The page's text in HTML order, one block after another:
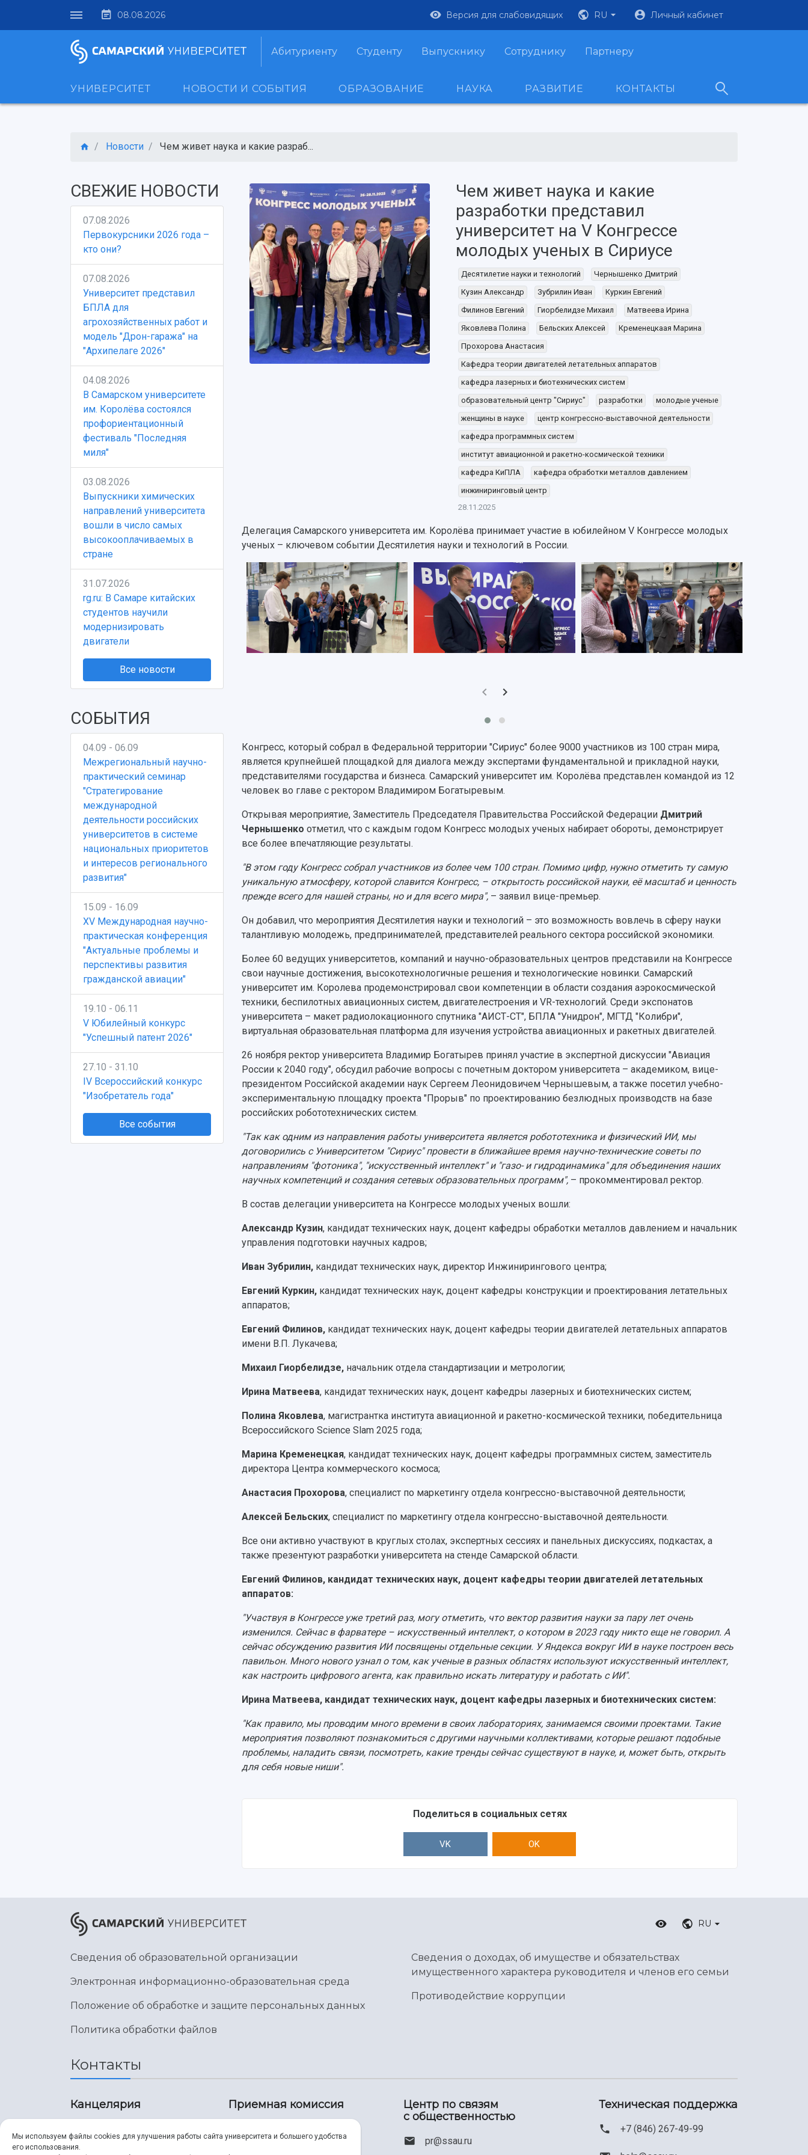
08.08.2026 Версия для слабовидящих RU Личный кабинет
Абитуриенту Студенту Выпускнику Сотруднику Партнеру
УНИВЕРСИТЕТ НОВОСТИ И СОБЫТИЯ ОБРАЗОВАНИЕ НАУКА РАЗВИТИЕ КОНТАКТЫ
Новости Чем живет наука и какие разраб...
СВЕЖИЕ НОВОСТИ
07.08.2026
Первокурсники 2026 года –
кто они?
07.08.2026
Университет представил
БПЛА для
агрохозяйственных работ и
модель "Дрон-гаража" на
"Архипелаге 2026"
04.08.2026
В Самарском университете
им. Королёва состоялся
профориентационный
фестиваль "Последняя
миля"
03.08.2026
Выпускники химических
направлений университета
вошли в число самых
высокооплачиваемых в
стране
31.07.2026
rg.ru: В Самаре китайских
студентов научили
модернизировать
двигатели
Все новости
СОБЫТИЯ
04.09 - 06.09
Межрегиональный научно-
практический семинар
"Стратегирование
международной
деятельности российских
университетов в системе
национальных приоритетов
и интересов регионального
развития"
15.09 - 16.09
XV Международная научно-
практическая конференция
"Актуальные проблемы и
перспективы развития
гражданской авиации"
19.10 - 06.11
V Юбилейный конкурс
"Успешный патент 2026"
27.10 - 31.10
IV Всероссийский конкурс
"Изобретатель года"
Все события
Чем живет наука и какие
разработки представил
университет на V Конгрессе
молодых ученых в Сириусе
Десятилетие науки и технологий
Чернышенко Дмитрий
Кузин Александр
Зубрилин Иван
Куркин Евгений
Филинов Евгений
Гиорбелидзе Михаил
Матвеева Ирина
Яковлева Полина
Бельских Алексей
Кременецкаая Марина
Прохорова Анастасия
Кафедра теории двигателей летательных аппаратов
кафедра лазерных и биотехнических систем
образовательный центр "Сириус"
разработки
молодые ученые
женщины в науке
центр конгрессно-выставочной деятельности
кафедра программных систем
институт авиационной и ракетно-космической техники
кафедра КиПЛА
кафедра обработки металлов давлением
инжиниринговый центр
28.11.2025
Делегация Самарского университета им. Королёва принимает участие в юбилейном V Конгрессе молодых
ученых – ключевом событии Десятилетия науки и технологий в России.
Конгресс, который собрал в Федеральной территории "Сириус" более 9000 участников из 100 стран мира,
является крупнейшей площадкой для диалога между экспертами фундаментальной и прикладной науки,
представителями государства и бизнеса. Самарский университет им. Королёва представлен командой из 12
человек во главе с ректором Владимиром Богатыревым.
Открывая мероприятие, Заместитель Председателя Правительства Российской Федерации Дмитрий
Чернышенко отметил, что с каждым годом Конгресс молодых ученых набирает обороты, демонстрирует
все более впечатляющие результаты.
"В этом году Конгресс собрал участников из более чем 100 стран. Помимо цифр, нужно отметить ту самую
уникальную атмосферу, которой славится Конгресс, – открытость российской науки, её масштаб и ценность
прежде всего для нашей страны, но и для всего мира", – заявил вице-премьер.
Он добавил, что мероприятия Десятилетия науки и технологий – это возможность вовлечь в сферу науки
талантливую молодежь, предпринимателей, представителей реального сектора российской экономики.
Более 60 ведущих университетов, компаний и научно-образовательных центров представили на Конгрессе
свои научные достижения, высокотехнологичные решения и технологические новинки. Самарский
университет им. Королева продемонстрировал свои компетенции в области создания аэрокосмической
техники, беспилотных авиационных систем, двигателестроения и VR-технологий. Среди экспонатов
университета – макет радиолокационного спутника "АИСТ-СТ", БПЛА "Унидрон", МГТД "Колибри",
виртуальная образовательная платформа для изучения устройства авиационных и ракетных двигателей.
26 ноября ректор университета Владимир Богатырев принял участие в экспертной дискуссии "Авиация
России к 2040 году", обсудил рабочие вопросы с почетным доктором университета – академиком, вице-
президентом Российской академии наук Сергеем Леонидовичем Чернышевым, а также посетил учебно-
экспериментальную площадку проекта "Прорыв" по проектированию безлюдных производств на базе
российских робототехнических систем.
"Так как одним из направления работы университета является робототехника и физический ИИ, мы
договорились с Университетом "Сириус" провести в ближайшее время научно-технические советы по
направлениям "фотоника", "искусственный интеллект" и "газо- и гидродинамика" для объединения наших
научных компетенций и создания сетевых образовательных программ", – прокомментировал ректор.
В состав делегации университета на Конгрессе молодых ученых вошли:
Александр Кузин, кандидат технических наук, доцент кафедры обработки металлов давлением и начальник
управления подготовки научных кадров;
Иван Зубрилин, кандидат технических наук, директор Инжинирингового центра;
Евгений Куркин, кандидат технических наук, доцент кафедры конструкции и проектирования летательных
аппаратов;
Евгений Филинов, кандидат технических наук, доцент кафедры теории двигателей летательных аппаратов
имени В.П. Лукачева;
Михаил Гиорбелидзе, начальник отдела стандартизации и метрологии;
Ирина Матвеева, кандидат технических наук, доцент кафедры лазерных и биотехнических систем;
Полина Яковлева, магистрантка института авиационной и ракетно-космической техники, победительница
Всероссийского Science Slam 2025 года;
Марина Кременецкая, кандидат технических наук, доцент кафедры программных систем, заместитель
директора Центра коммерческого космоса;
Анастасия Прохорова, специалист по маркетингу отдела конгрессно-выставочной деятельности;
Алексей Бельских, специалист по маркетингу отдела конгрессно-выставочной деятельности.
Все они активно участвуют в круглых столах, экспертных сессиях и панельных дискуссиях, подкастах, а
также презентуют разработки университета на стенде Самарской области.
Евгений Филинов, кандидат технических наук, доцент кафедры теории двигателей летательных
аппаратов:
"Участвуя в Конгрессе уже третий раз, могу отметить, что вектор развития науки за пару лет очень
изменился. Сейчас в фарватере – искусственный интеллект, о котором в 2023 году никто еще не говорил. А
сейчас обсуждению развития ИИ посвящены отдельные секции. У Яндекса вокруг ИИ в науке построен весь
павильон. Много нового узнал о том, как ученые в разных областях используют искусственный интеллект,
как настроить цифрового агента, как правильно искать литературу и работать с ИИ".
Ирина Матвеева, кандидат технических наук, доцент кафедры лазерных и биотехнических систем:
"Как правило, мы проводим много времени в своих лабораториях, занимаемся своими проектами. Такие
мероприятия позволяют познакомиться с другими научными коллективами, которые решают подобные
проблемы, наладить связи, посмотреть, какие тренды сейчас существуют в науке, и, может быть, открыть
для себя новые ниши".
Поделиться в социальных сетях
VK OK
RU
Сведения об образовательной организации
Электронная информационно-образовательная среда
Положение об обработке и защите персональных данных
Политика обработки файлов
Сведения о доходах, об имуществе и обязательствах
имущественного характера руководителя и членов его семьи
Противодействие коррупции
Контакты
Канцелярия Приемная комиссия
Центр по связям
с общественностью
pr@ssau.ru
Техническая поддержка
+7 (846) 267-49-99
Мы используем файлы cookies для улучшения работы сайта университета и большего удобства
его использования.